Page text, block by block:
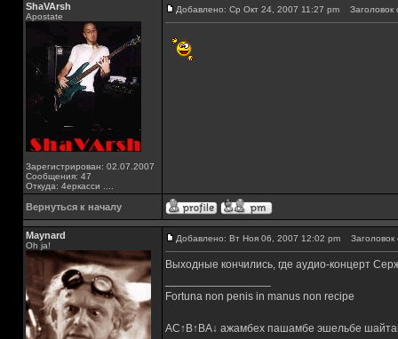
ShaVArsh
Apostate
Зарегистрирован: 02.07.2007
Сообщения: 47
Откуда: 4еркасси ....
Добавлено: Ср Окт 24, 2007 11:27 pm Заголовок
Вернуться к началу
Maynard
Oh ja!
Добавлено: Вт Ноя 06, 2007 12:02 pm Заголовок
Выходные кончились, где аудио-концерт
Fortuna non penis in manus non recipe
AC↑B↑BA↓ ажамбех пашамбе эшельбе